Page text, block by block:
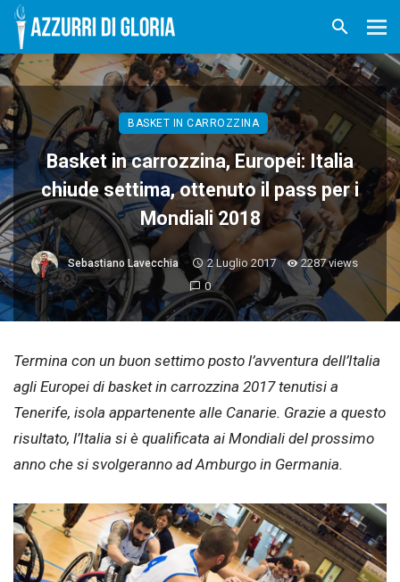
BASKET IN CARROZZINA
Basket in carrozzina, Europei: Italia
chiude settima, ottenuto il pass per i
Mondiali 2018
Sebastiano Lavecchia 2 Luglio 2017
2287 views
0
Termina con un buon settimo posto l’avventura dell’Italia
agli Europei di basket in carrozzina 2017 tenutisi a
Tenerife, isola appartenente alle Canarie. Grazie a questo
risultato, l’Italia si è qualificata ai Mondiali del prossimo
anno che si svolgeranno ad Amburgo in Germania.